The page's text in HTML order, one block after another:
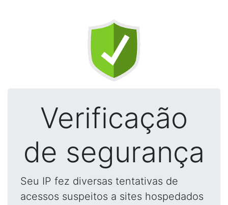
Verificação
de segurança
Seu IP fez diversas tentativas de
acessos suspeitos a sites hospedados